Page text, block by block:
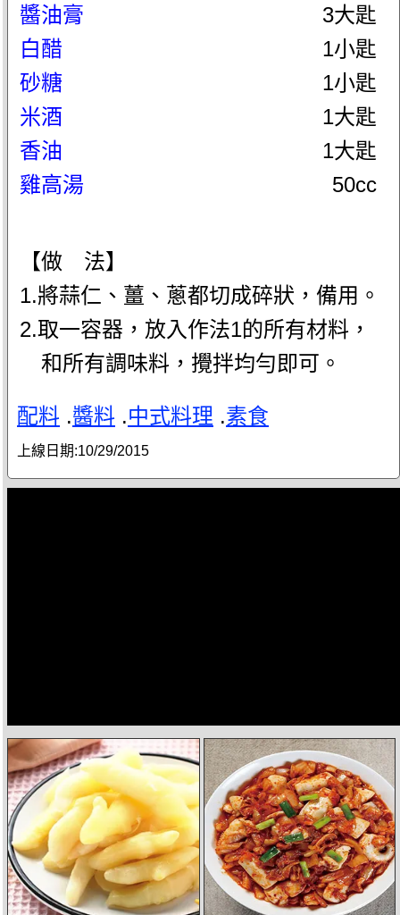
醬油膏
3大匙
白醋
1小匙
砂糖
1小匙
米酒
1大匙
香油
1大匙
雞高湯
50cc
【做 法】
1.將蒜仁、薑、蔥都切成碎狀，備用。
2.取一容器，放入作法1的所有材料，
和所有調味料，攪拌均勻即可。
配料 .醬料 .中式料理 .素食
上線日期:10/29/2015